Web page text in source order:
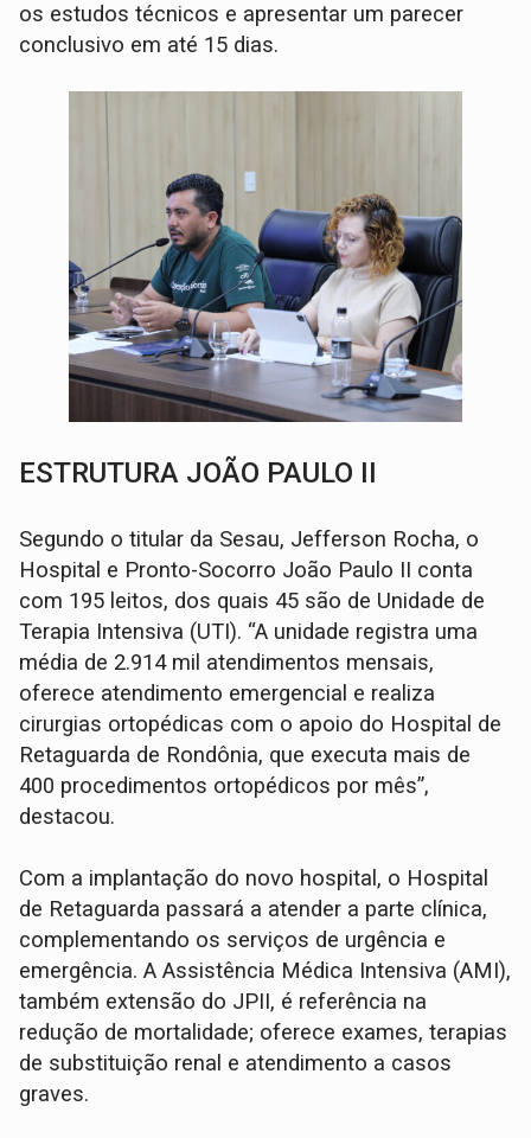
os estudos técnicos e apresentar um parecer
conclusivo em até 15 dias.
ESTRUTURA JOÃO PAULO II
Segundo o titular da Sesau, Jefferson Rocha, o
Hospital e Pronto-Socorro João Paulo II conta
com 195 leitos, dos quais 45 são de Unidade de
Terapia Intensiva (UTI). “A unidade registra uma
média de 2.914 mil atendimentos mensais,
oferece atendimento emergencial e realiza
cirurgias ortopédicas com o apoio do Hospital de
Retaguarda de Rondônia, que executa mais de
400 procedimentos ortopédicos por mês”,
destacou.
Com a implantação do novo hospital, o Hospital
de Retaguarda passará a atender a parte clínica,
complementando os serviços de urgência e
emergência. A Assistência Médica Intensiva (AMI),
também extensão do JPII, é referência na
redução de mortalidade; oferece exames, terapias
de substituição renal e atendimento a casos
graves.